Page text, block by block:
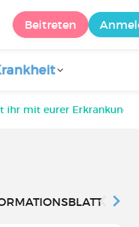
Beitreten
ihr mit eurer Erkrankung